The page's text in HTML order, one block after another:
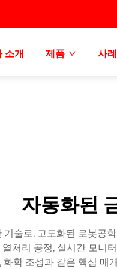
소개 제품 사례
자동화된
술로, 고도화된 로봇공
처리 공정, 실시간 모
학 조성과 같은 핵심